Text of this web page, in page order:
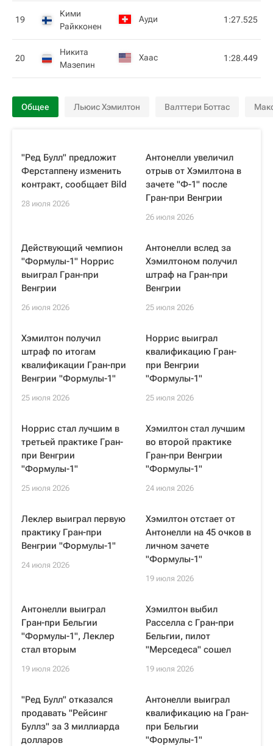
19
Кими
Райкконен
Ауди 1:27.525
20
Никита
Мазепин
Хаас 1:28.449
Общее Льюис Хэмилтон Валттери Боттас
"Ред Булл" предложит
Ферстаппену изменить
контракт, сообщает Bild
28 июля 2026
Антонелли увеличил
отрыв от Хэмилтона в
зачете "Ф-1" после
Гран-при Венгрии
26 июля 2026
Действующий чемпион
"Формулы-1" Норрис
выиграл Гран-при
Венгрии
26 июля 2026
Антонелли вслед за
Хэмилтоном получил
штраф на Гран-при
Венгрии
25 июля 2026
Хэмилтон получил
штраф по итогам
квалификации Гран-при
Венгрии "Формулы-1"
25 июля 2026
Норрис выиграл
квалификацию Гран-
при Венгрии
"Формулы-1"
25 июля 2026
Норрис стал лучшим в
третьей практике Гран-
при Венгрии
"Формулы-1"
25 июля 2026
Хэмилтон стал лучшим
во второй практике
Гран-при Венгрии
"Формулы-1"
24 июля 2026
Леклер выиграл первую
практику Гран-при
Венгрии "Формулы-1"
24 июля 2026
Хэмилтон отстает от
Антонелли на 45 очков в
личном зачете
"Формулы-1"
19 июля 2026
Антонелли выиграл
Гран-при Бельгии
"Формулы-1", Леклер
стал вторым
19 июля 2026
Хэмилтон выбил
Расселла с Гран-при
Бельгии, пилот
"Мерседеса" сошел
19 июля 2026
"Ред Булл" отказался
продавать "Рейсинг
Буллз" за 3 миллиарда
долларов
Антонелли выиграл
квалификацию на Гран-
при Бельгии
"Формулы-1"